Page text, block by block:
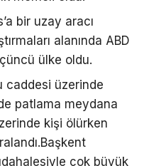
bir uzay aracı
alanında ABD
ülke oldu.
caddesi üzerinde
patlama meydana
kişi ölürken
çok büyük